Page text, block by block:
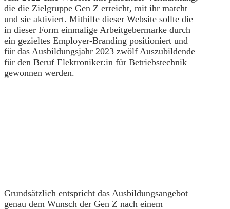
die die Zielgruppe Gen Z erreicht, mit ihr matcht
und sie aktiviert. Mithilfe dieser Website sollte die
in dieser Form einmalige Arbeitgebermarke durch
ein gezieltes Employer-Branding positioniert und
für das Ausbildungsjahr 2023 zwölf Auszubildende
für den Beruf Elektroniker:in für Betriebstechnik
gewonnen werden.
Grundsätzlich entspricht das Ausbildungsangebot
genau dem Wunsch der Gen Z nach einem